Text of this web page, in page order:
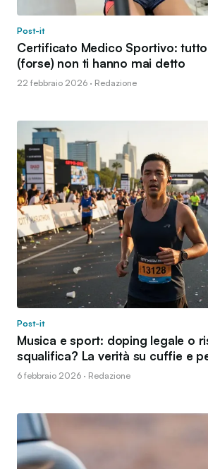
Post-it
Certificato Medico Sportivo:
(forse) non ti hanno mai detto
22 febbraio 2026 · Redazione
Post-it
Musica e sport: doping legale o
squalifica? La verità su cuffie e
6 febbraio 2026 · Redazione